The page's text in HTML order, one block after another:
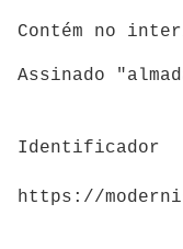
Contém no
Assinado
Identificador
https://